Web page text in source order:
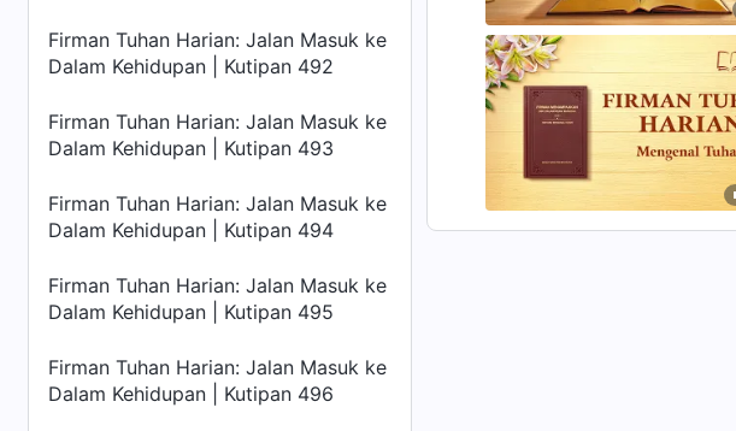
Firman Tuhan Harian: Jalan Masuk ke
Dalam Kehidupan | Kutipan 492
Firman Tuhan Harian: Jalan Masuk ke
Dalam Kehidupan | Kutipan 493
Firman Tuhan Harian: Jalan Masuk ke
Dalam Kehidupan | Kutipan 494
Firman Tuhan Harian: Jalan Masuk ke
Dalam Kehidupan | Kutipan 495
Firman Tuhan Harian: Jalan Masuk ke
Dalam Kehidupan | Kutipan 496